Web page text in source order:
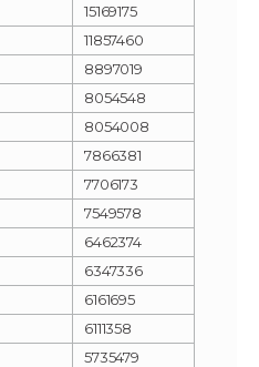
15169175
11857460
8897019
8054548
8054008
7866381
7706173
7549578
6462374
6347336
6161695
6111358
5735479